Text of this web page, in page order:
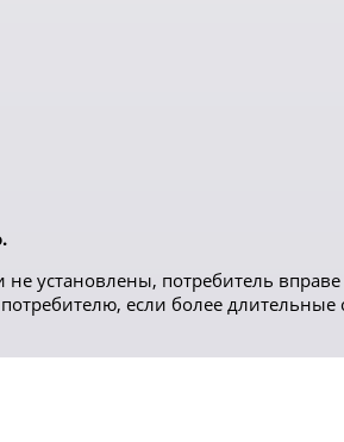
установлены, потребитель
если более